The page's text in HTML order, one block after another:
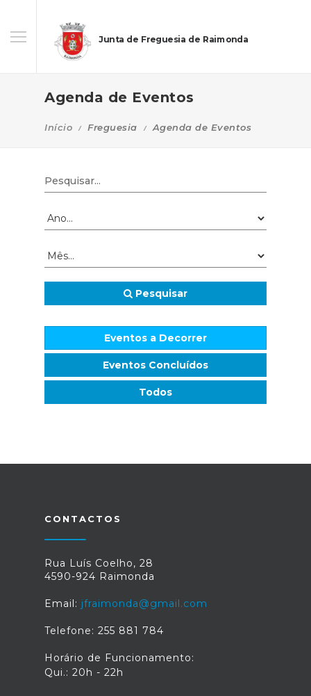
Junta de Freguesia de Raimonda
Agenda de Eventos
Início Freguesia Agenda de Eventos
Pesquisar
Eventos a Decorrer
Eventos Concluídos
Todos
CONTACTOS
Rua Luís Coelho, 28
4590-924 Raimonda
Email: jfraimonda@gmail.com
Telefone: 255 881 784
Horário de Funcionamento:
Qui.: 20h - 22h